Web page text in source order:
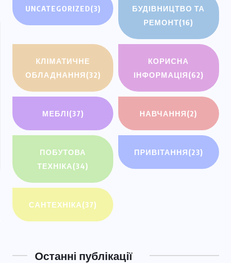
UNCATEGORIZED(3)
БУДІВНИЦТВО ТА
РЕМОНТ(16)
КЛІМАТИЧНЕ
ОБЛАДНАННЯ(32)
КОРИСНА
ІНФОРМАЦІЯ(62)
МЕБЛІ(37) НАВЧАННЯ(2)
ПОБУТОВА
ТЕХНІКА(34)
ПРИВІТАННЯ(23)
САНТЕХНІКА(37)
Останні публікації